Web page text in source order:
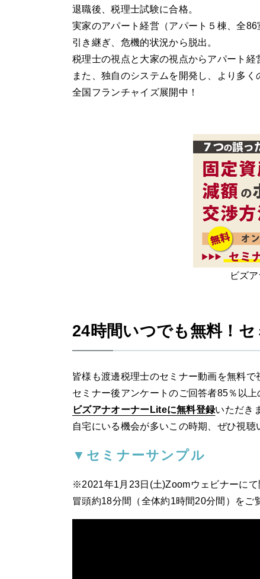
退職後、税理士試験に合格。
実家のアパート経営（アパート５棟、全
引き継ぎ、危機的状況から脱出。
税理士の視点と大家の視点からアパート経
また、独自のシステムを開発し、より多
全国フランチャイズ展開中！
ビズ
24時間いつでも無料！
皆様も渡邊税理士のセミナー動画を無料で
セミナー後アンケートのご回答者85％以
ビズアナオーナーLiteに無料登録いただき
自宅にいる機会が多いこの時期、ぜひ視
▼セミナーサンプル
※2021年1月23日(土)Zoomウェビナーにて
冒頭約18分間（全体約1時間20分間）をご